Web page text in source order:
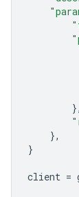
},
},
}
client =